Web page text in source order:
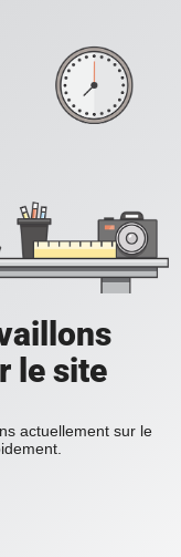
le site
actuellement sur le